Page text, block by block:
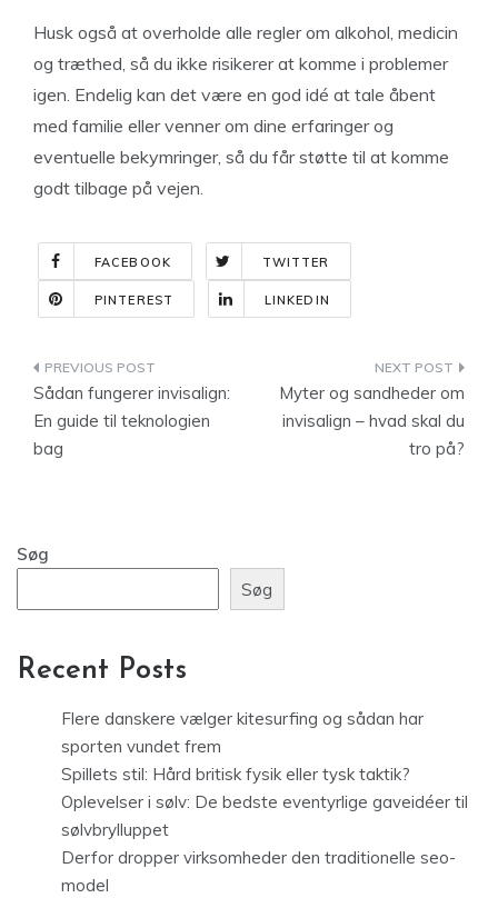
Husk også at overholde alle regler om alkohol, medicin
og træthed, så du ikke risikerer at komme i problemer
igen. Endelig kan det være en god idé at tale åbent
med familie eller venner om dine erfaringer og
eventuelle bekymringer, så du får støtte til at komme
godt tilbage på vejen.
FACEBOOK TWITTER
PINTEREST LINKEDIN
Indlægsnavigation
Sådan fungerer invisalign:
En guide til teknologien
bag
Myter og sandheder om
invisalign – hvad skal du
tro på?
Søg
Søg
Recent Posts
Flere danskere vælger kitesurfing og sådan har
sporten vundet frem
Spillets stil: Hård britisk fysik eller tysk taktik?
Oplevelser i sølv: De bedste eventyrlige gaveidéer til
sølvbrylluppet
Derfor dropper virksomheder den traditionelle seo-
model